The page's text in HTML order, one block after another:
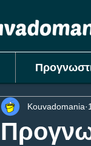
Kouvadomania